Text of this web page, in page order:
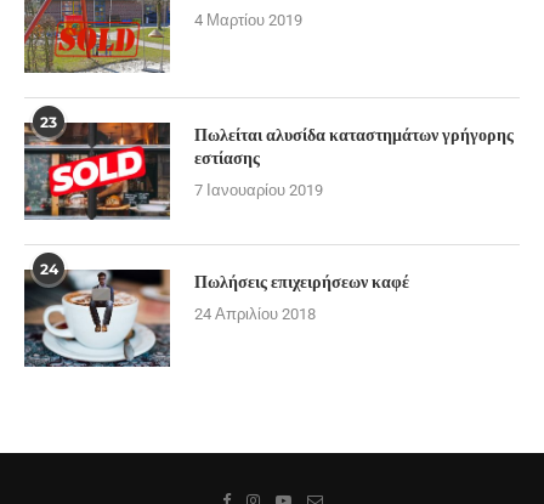
4 Μαρτίου 2019
23
Πωλείται αλυσίδα καταστημάτων γρήγορης
εστίασης
7 Ιανουαρίου 2019
24 Πωλήσεις επιχειρήσεων καφέ
24 Απριλίου 2018